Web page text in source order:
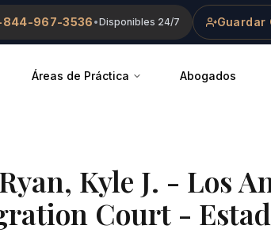
844-967-3536•Disponibles 24/7 Guardar
Áreas de Práctica Abogados
Ryan, Kyle J. - Los
Court -